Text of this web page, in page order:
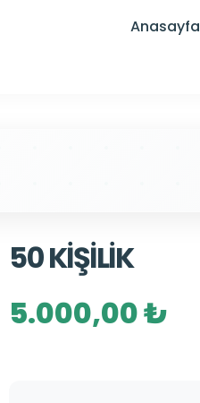
Anasayfa
50 KİŞİLİK
5.000,00 ₺